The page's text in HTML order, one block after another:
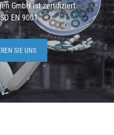
GmbH ist zertifiziert
EN 9001
SIE UNS